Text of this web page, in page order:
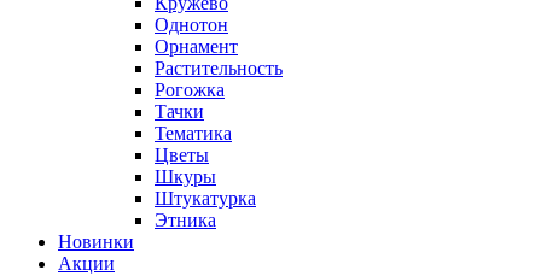
Однотон
Орнамент
Растительность
Рогожка
Тачки
Тематика
Цветы
Шкуры
Штукатурка
Этника
Новинки
Акции